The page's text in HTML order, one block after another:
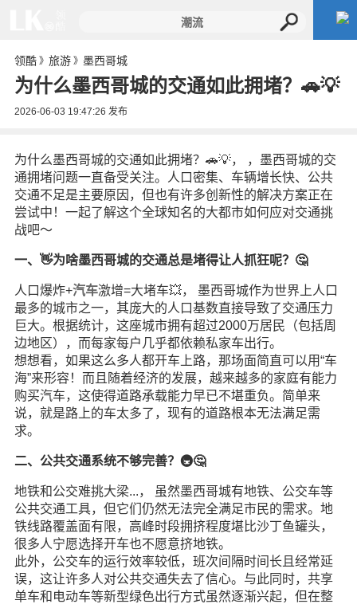
领酷》 旅游》 墨西哥城
为什么墨西哥城的交通如此拥堵？🚗💡
2026-06-03 19:47:26 发布
为什么墨西哥城的交通如此拥堵？🚗💡， ，墨西哥城的交
通拥堵问题一直备受关注。人口密集、车辆增长快、公共
交通不足是主要原因，但也有许多创新性的解决方案正在
尝试中！一起了解这个全球知名的大都市如何应对交通挑
战吧～
一、👋为啥墨西哥城的交通总是堵得让人抓狂呢？🤔
人口爆炸+汽车激增=大堵车💥， 墨西哥城作为世界上人口
最多的城市之一，其庞大的人口基数直接导致了交通压力
巨大。根据统计，这座城市拥有超过2000万居民（包括周
边地区），而每家每户几乎都依赖私家车出行。
想想看，如果这么多人都开车上路，那场面简直可以用“车
海”来形容！而且随着经济的发展，越来越多的家庭有能力
购买汽车，这使得道路承载能力早已不堪重负。简单来
说，就是路上的车太多了，现有的道路根本无法满足需
求。
二、公共交通系统不够完善？🚇️🤔
地铁和公交难挑大梁...， 虽然墨西哥城有地铁、公交车等
公共交通工具，但它们仍然无法完全满足市民的需求。地
铁线路覆盖面有限，高峰时段拥挤程度堪比沙丁鱼罐头，
很多人宁愿选择开车也不愿意挤地铁。
此外，公交车的运行效率较低，班次间隔时间长且经常延
误，这让许多人对公共交通失去了信心。与此同时，共享
单车和电动车等新型绿色出行方式虽然逐渐兴起，但在整